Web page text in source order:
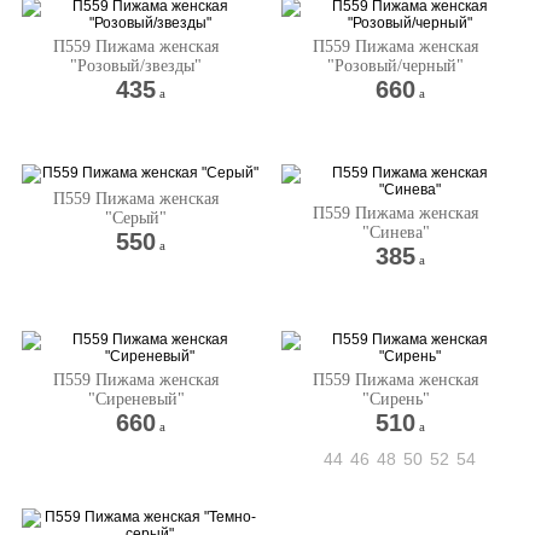
П559 Пижама женская
"Розовый/звезды"
435 a
П559 Пижама женская
"Розовый/черный"
660 a
П559 Пижама женская
"Серый"
550 a
П559 Пижама женская
"Синева"
385 a
П559 Пижама женская
"Сиреневый"
660 a
П559 Пижама женская
"Сирень"
510 a
44 46 48 50 52 54